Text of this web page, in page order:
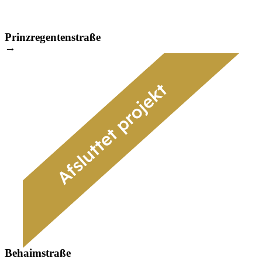
Prinzregentenstraße
→
Behaimstraße